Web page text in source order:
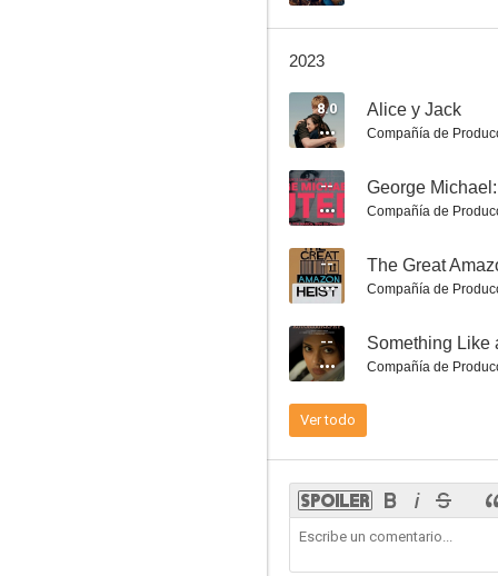
Ackley Bridge
Fresh Meat
2023
8.0 Alice y Jack
Compañía de
-- George
Compañía de
-- The Great
Compañía de
-- Something Like
Compañía de
Ver todo